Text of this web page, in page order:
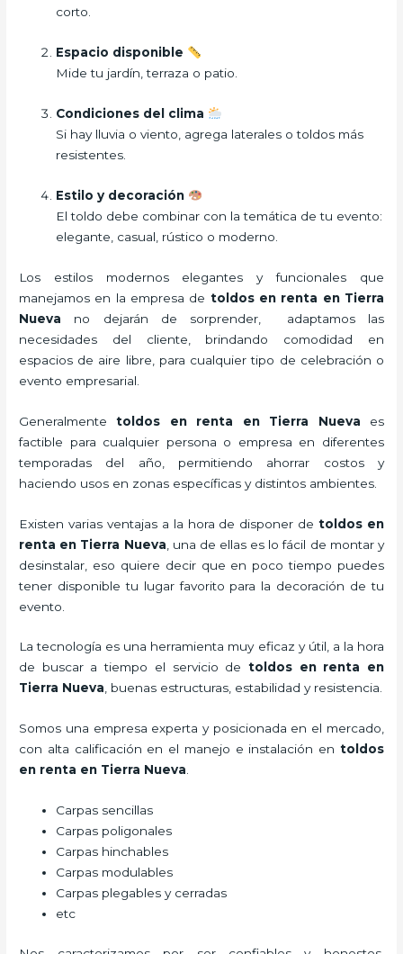
corto.
Espacio disponible
Mide tu jardín, terraza o patio.
Condiciones del clima
Si hay lluvia o viento, agrega laterales o toldos más
resistentes.
Estilo y decoración
El toldo debe combinar con la temática de tu evento:
elegante, casual, rústico o moderno.
Los estilos modernos elegantes y funcionales que
manejamos en la empresa de toldos en renta en Tierra
Nueva no dejarán de sorprender, adaptamos las
necesidades del cliente, brindando comodidad en
espacios de aire libre, para cualquier tipo de celebración o
evento empresarial.
Generalmentetoldos en renta en Tierra Nueva es
factible para cualquier persona o empresa en diferentes
temporadas del año, permitiendo ahorrar costos y
haciendo usos en zonas específicas y distintos ambientes.
Existen varias ventajas a la hora de disponer detoldos en
renta en Tierra Nueva , una de ellas es lo fácil de montar y
desinstalar, eso quiere decir que en poco tiempo puedes
tener disponible tu lugar favorito para la decoración de tu
evento.
La tecnología es una herramienta muy eficaz y útil, a la hora
de buscar a tiempo el servicio de toldos en renta en
Tierra Nueva, buenas estructuras, estabilidad y resistencia.
Somos una empresa experta y posicionada en el mercado,
con alta calificación en el manejo e instalación en toldos
en renta en Tierra Nueva.
Carpas sencillas
Carpas poligonales
Carpas hinchables
Carpas modulables
Carpas plegables y cerradas
etc